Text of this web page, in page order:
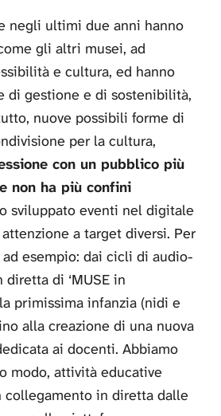
negli ultimi due anni hanno
gli altri musei, ad
e cultura, ed hanno
di gestione e di sostenibilità,
nuove possibili forme di
per la cultura,
con un pubblico più
non ha più confini
sviluppato eventi nel digitale
a target diversi. Per
esempio: dai cicli di audio-
di ‘MUSE in
primissima infanzia (nidi e
alla creazione di una nuova
ai docenti. Abbiamo
modo, attività educative
collegamento in diretta dalle